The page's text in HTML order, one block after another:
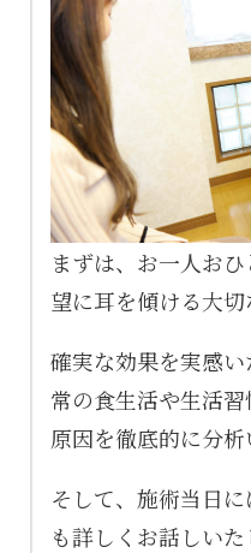
まずは、お一人お
望に耳を傾ける大切
確実な効果を実感
常の食生活や生活
原因を徹底的に分析
そして、施術当日
も詳しくお話しい